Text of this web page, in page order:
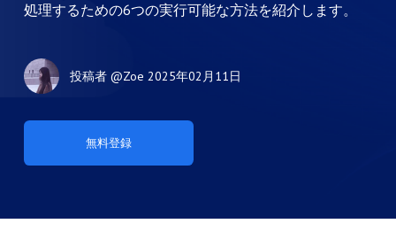
処理するための6つの実行可能な方法を紹介します。
投稿者 @Zoe 2025年02月11日